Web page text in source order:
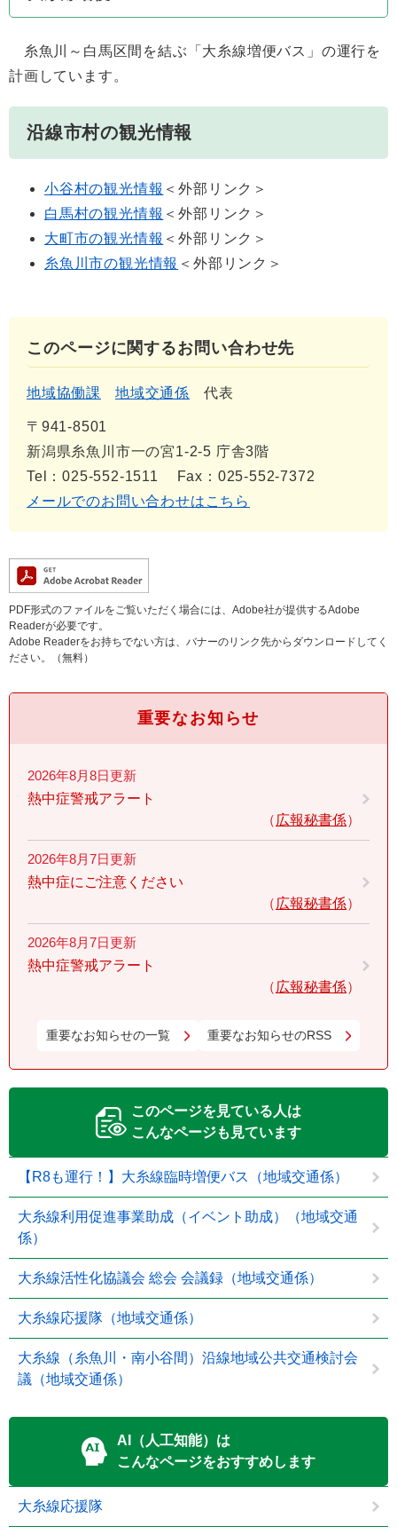
糸魚川～白馬区間を結ぶ「大糸線増便バス」の運行を
計画しています。
沿線市村の観光情報
小谷村の観光情報 ＜外部リンク＞
白馬村の観光情報 ＜外部リンク＞
大町市の観光情報 ＜外部リンク＞
糸魚川市の観光情報 ＜外部リンク＞
このページに関するお問い合わせ先
地域協働課 地域交通係 代表
〒941-8501
新潟県糸魚川市一の宮1-2-5 庁舎3階
Tel：025-552-1511
Fax：025-552-7372
メールでのお問い合わせはこちら
PDF形式のファイルをご覧いただく場合には、Adobe社が提供するAdobe
Readerが必要です。
Adobe Readerをお持ちでない方は、バナーのリンク先からダウンロードしてく
ださい。（無料）
重要なお知らせ
2026年8月8日更新
熱中症警戒アラート
広報秘書係
2026年8月7日更新
熱中症にご注意ください
広報秘書係
2026年8月7日更新
熱中症警戒アラート
広報秘書係
重要なお知らせの一覧 重要なお知らせのRSS
このページを見ている人は
こんなページも見ています
【R8も運行！】大糸線臨時増便バス（地域交通係）
大糸線利用促進事業助成（イベント助成）（地域交通
係）
大糸線活性化協議会 総会 会議録（地域交通係）
大糸線応援隊（地域交通係）
大糸線（糸魚川・南小谷間）沿線地域公共交通検討会
議（地域交通係）
AI（人工知能）は
こんなページをおすすめします
大糸線応援隊